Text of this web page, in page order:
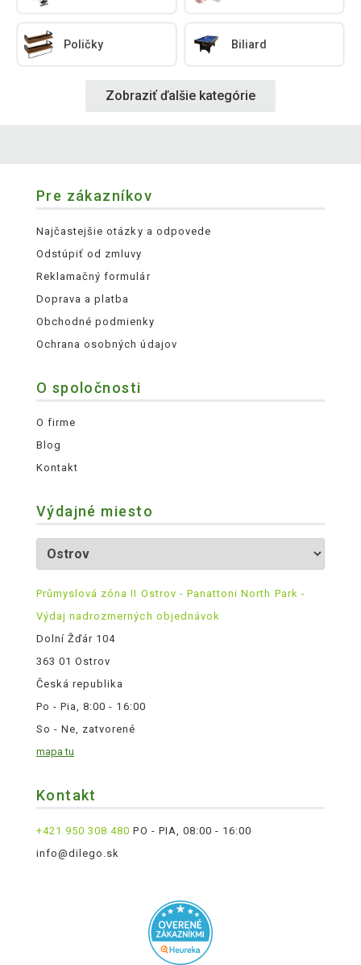
Poličky Biliard
Zobraziť ďalšie kategórie
Pre zákazníkov
Najčastejšie otázky a odpovede
Odstúpiť od zmluvy
Reklamačný formulár
Doprava a platba
Obchodné podmienky
Ochrana osobných údajov
O spoločnosti
O firme
Blog
Kontakt
Výdajné miesto
Průmyslová zóna II Ostrov - Panattoni North Park -
Výdaj nadrozmerných objednávok
Dolní Žďár 104
363 01 Ostrov
Česká republika
Po - Pia, 8:00 - 16:00
So - Ne, zatvorené
mapa tu
Kontakt
+421 950 308 480 PO - PIA, 08:00 - 16:00
info@dilego.sk